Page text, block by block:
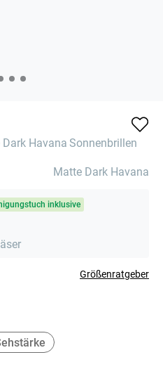
Havana Sonnenbrillen
Matte Dark Havana
inklusive
Größenratgeber